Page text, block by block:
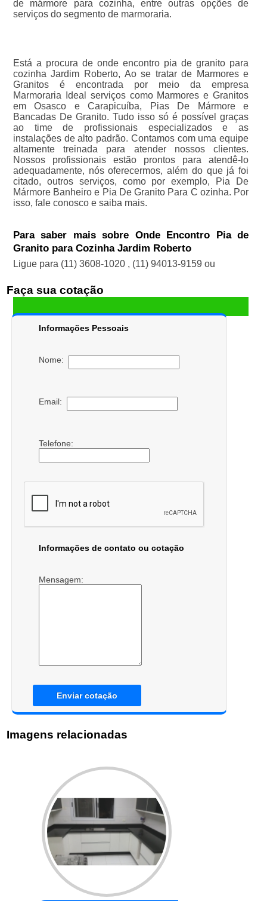
de mármore para cozinha, entre outras opções de
serviços do segmento de marmoraria.
Está a procura de onde encontro pia de granito para
cozinha Jardim Roberto, Ao se tratar de Marmores e
Granitos é encontrada por meio da empresa
Marmoraria Ideal serviços como Marmores e Granitos
em Osasco e Carapicuíba, Pias De Mármore e
Bancadas De Granito. Tudo isso só é possível graças
ao time de profissionais especializados e as
instalações de alto padrão. Contamos com uma equipe
altamente treinada para atender nossos clientes.
Nossos profissionais estão prontos para atendê-lo
adequadamente, nós oferecermos, além do que já foi
citado, outros serviços, como por exemplo, Pia De
Mármore Banheiro e Pia De Granito Para C ozinha. Por
isso, fale conosco e saiba mais.
Para saber mais sobre Onde Encontro Pia de
Granito para Cozinha Jardim Roberto
Ligue para (11) 3608-1020 , (11) 94013-9159 ou
Faça sua cotação
Informações Pessoais
Nome:
Email:
Telefone:
Informações de contato ou cotação
Mensagem:
Enviar cotação
Imagens relacionadas